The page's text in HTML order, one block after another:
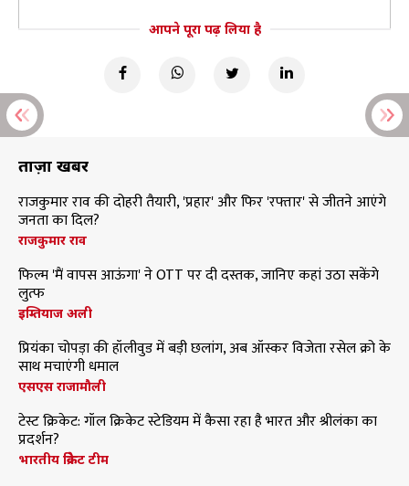
आपने पूरा पढ़ लिया है
ताज़ा खबरें
राजकुमार राव की दोहरी तैयारी, 'प्रहार' और फिर 'रफ्तार' से जीतने आएंगे
जनता का दिल?
राजकुमार राव
फिल्म 'मैं वापस आऊंगा' ने OTT पर दी दस्तक, जानिए कहां उठा सकेंगे
लुत्फ
इम्तियाज अली
प्रियंका चोपड़ा की हॉलीवुड में बड़ी छलांग, अब ऑस्कर विजेता रसेल क्रो के
साथ मचाएंगी धमाल
एसएस राजामौली
टेस्ट क्रिकेट: गॉल क्रिकेट स्टेडियम में कैसा रहा है भारत और श्रीलंका का
प्रदर्शन?
भारतीय क्रिकेट टीम